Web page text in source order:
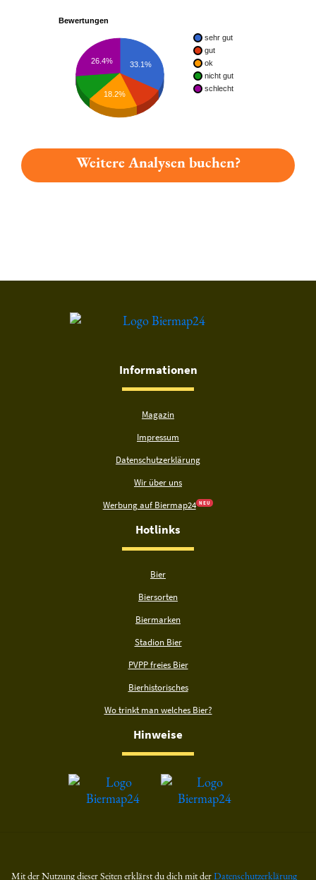
Bewertungen
sehr gut
gut
ok
nicht gut
schlecht
33.1%
26.4%
18.2%
Weitere Analysen buchen?
Informationen
Magazin
Impressum
Datenschutzerklärung
Wir über uns
Werbung auf Biermap24 N E U
Hotlinks
Bier
Biersorten
Biermarken
Stadion Bier
PVPP freies Bier
Bierhistorisches
Wo trinkt man welches Bier?
Hinweise
Mit der Nutzung dieser Seiten erklärst du dich mit derDatenschutzerklärung